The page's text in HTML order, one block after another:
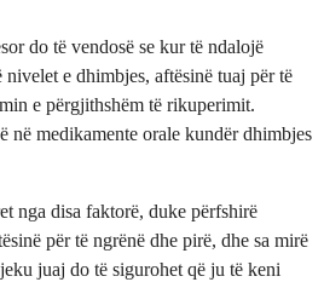
do të vendosë se kur të ndalojë
e dhimbjes, aftësinë tuaj për të
e përgjithshëm të rikuperimit.
në medikamente orale kundër dhimbjes
nga disa faktorë, duke përfshirë
për të ngrënë dhe pirë, dhe sa mirë
juaj do të sigurohet që ju të keni